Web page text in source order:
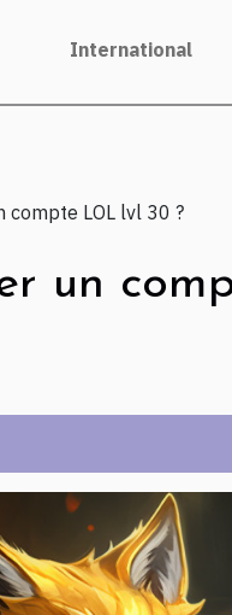
International
compte LOL lvl 30 ?
un